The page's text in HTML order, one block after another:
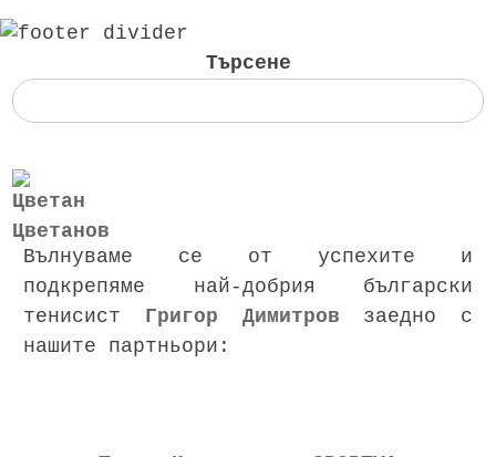
Търсене
Вълнуваме се от успехите и
подкрепяме най-добрия български
тенисист Григор Димитров заедно с
нашите партньори: